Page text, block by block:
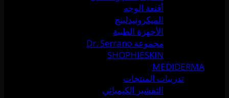
أقنعة الوجه
الميكرونيدلينج
الأجهزة الطبية
مجموعة Dr. Serrano
SHOPHIESKIN
MEDIDERMA
تدريبات المنتجات
التقشير الكيميائي